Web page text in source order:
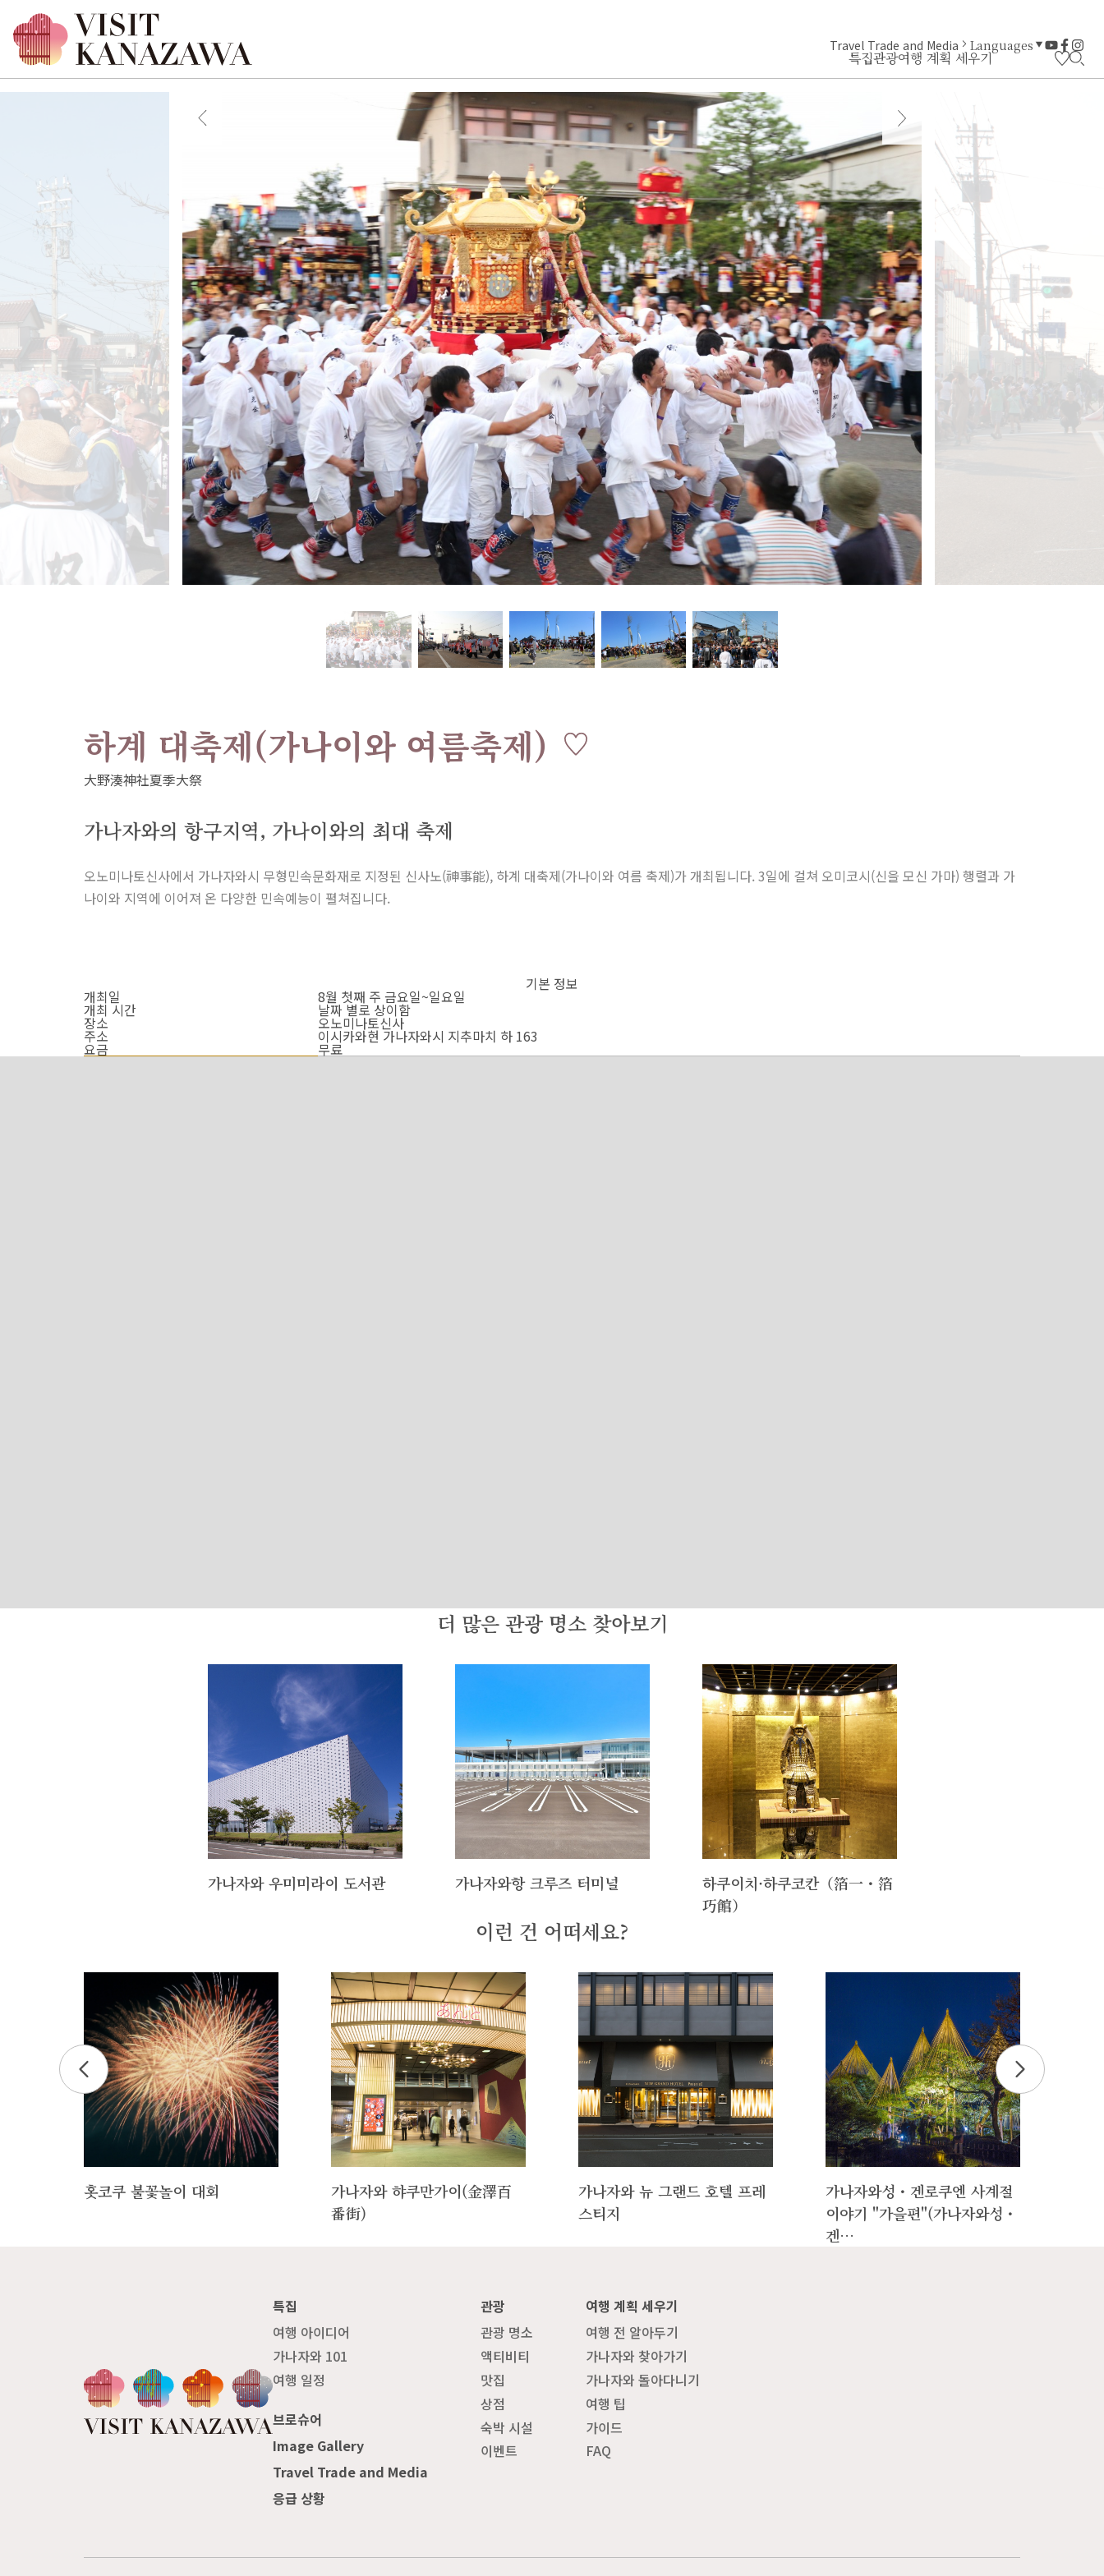
특집관광여행 계획 세우기
Travel Trade and Media Languages
하계 대축제(가나이와 여름축제)
가나자와의 항구지역, 가나이와의 최대 축제
오노미나토신사에서 가나자와시 무형민속문화재로 지정된 신사노(神事能), 하계 대축제(가나이와 여름 축제)가 개최됩니다. 3일에 걸쳐 오미코시(신을 모신 가마) 행렬과 가
나이와 지역에 이어져 온 다양한 민속예능이 펼쳐집니다.
기본 정보
개최일 8월 첫째 주 금요일~일요일
개최 시간 날짜 별로 상이함
장소 오노미나토신사
주소 이시카와현 가나자와시 지추마치 하 163
요금 무료
더 많은 관광 명소 찾아보기
가나자와 우미미라이 도서관 가나자와항 크루즈 터미널
하쿠이치·하쿠코칸（箔一・箔
巧館）
이런 건 어떠세요?
홋코쿠 불꽃놀이 대회
가나자와 햐쿠만가이(金澤百
番街)
가나자와 뉴 그랜드 호텔 프레
스티지
가나자와성・겐로쿠엔 사계절
이야기 "가을편"(가나자와성・
겐…
특집
여행 아이디어
가나자와 101
여행 일정
관광
관광 명소
액티비티
맛집
상점
숙박 시설
이벤트
여행 계획 세우기
여행 전 알아두기
가나자와 찾아가기
가나자와 돌아다니기
여행 팁
가이드
FAQ
브로슈어
Image Gallery
Travel Trade and Media
응급 상황